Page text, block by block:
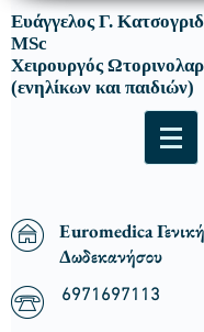
Ευάγγελος Γ.
MSc
Χειρουργός
(ενηλίκων και παιδιών)
Euromedica
Δωδεκανήσου
6971697113